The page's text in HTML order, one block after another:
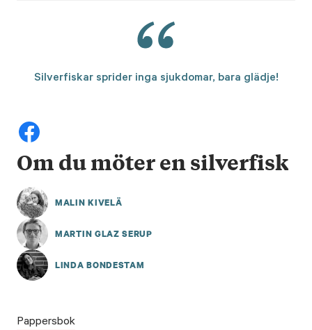
Silverfiskar sprider inga sjukdomar, bara glädje!
Om du möter en silverfisk
MALIN KIVELÄ
MARTIN GLAZ SERUP
LINDA BONDESTAM
Pappersbok